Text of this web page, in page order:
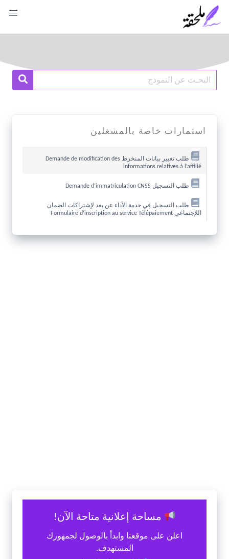
Search
استمارات خاصة بالمشغلين
طلب تغيير بيانات المنخرط Demande de modification des
informations relatives à l’affilié
طلب التسجيل Demande d’immatriculation CNSS
طلب التسجيل في جدمة الأداء عن بعد لإشتراكات الضمان
اللإجتماعي Formulaire d’inscription au service Télépaiement
مساحة إعلانية متاحة الآن!
اعلن على موقعنا وابدأ بالوصول لجمهورك
المستهدف.